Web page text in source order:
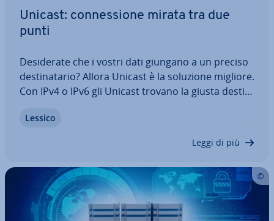
Unicast: con­nes­sio­ne mirata tra due
punti
De­si­de­ra­te che i vostri dati giungano a un preciso
de­sti­na­ta­rio? Allora Unicast è la soluzione migliore.
Con IPv4 o IPv6 gli Unicast trovano la giusta de­sti­
mail o tra­sfe­ri­te dati vi servite di questa modalità
Lessico
Leggi di più